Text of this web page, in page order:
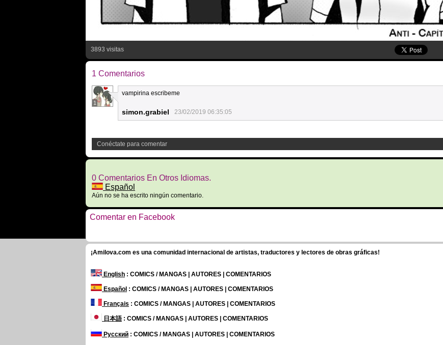
3893 visitas
1 Comentarios
1
vampirina escribeme
simon.grabiel 23/02/2019 06:35:05
Conéctate para comentar
0 Comentarios En Otros Idiomas.
Español
Aún no se ha escrito ningún comentario.
Comentar en Facebook
¡Amilova.com es una comunidad internacional de artistas, traductores y lectores de obras gráficas!
English : COMICS / MANGAS | AUTORES | COMENTARIOS
Español : COMICS / MANGAS | AUTORES | COMENTARIOS
Français : COMICS / MANGAS | AUTORES | COMENTARIOS
日本語: COMICS / MANGAS | AUTORES | COMENTARIOS
Русский : COMICS / MANGAS | AUTORES | COMENTARIOS